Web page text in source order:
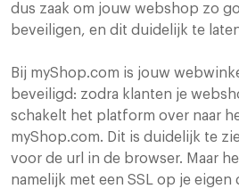
dus zaak om jouw webshop zo
beveiligen, en dit duidelijk te
Bij myShop.com is jouw
beveiligd: zodra klanten je
schakelt het platform over naar
myShop.com. Dit is duidelijk te
voor de url in de browser. Maar
namelijk met een SSL op je eigen